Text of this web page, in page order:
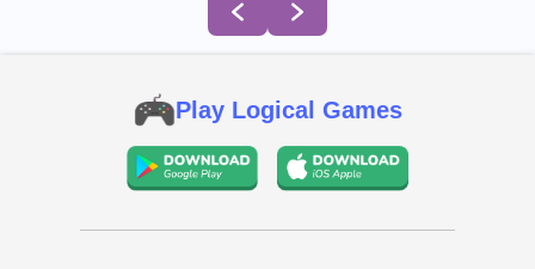
Play Logical Games